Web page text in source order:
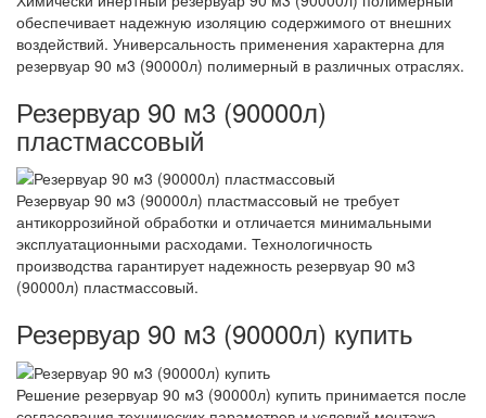
обеспечивает надежную изоляцию содержимого от внешних
воздействий. Универсальность применения характерна для
резервуар 90 м3 (90000л) полимерный в различных отраслях.
Резервуар 90 м3 (90000л)
пластмассовый
Резервуар 90 м3 (90000л) пластмассовый не требует
антикоррозийной обработки и отличается минимальными
эксплуатационными расходами. Технологичность
производства гарантирует надежность резервуар 90 м3
(90000л) пластмассовый.
Резервуар 90 м3 (90000л) купить
Решение резервуар 90 м3 (90000л) купить принимается после